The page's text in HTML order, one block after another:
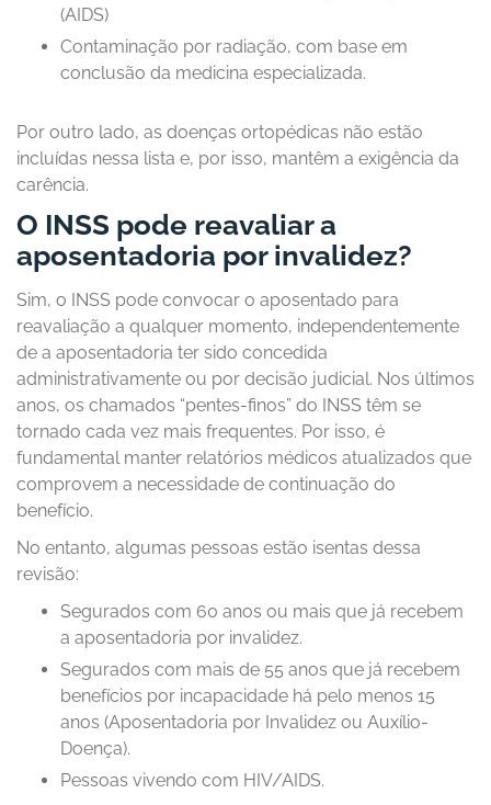
(AIDS)
Contaminação por radiação, com base em
conclusão da medicina especializada.
Por outro lado, as doenças ortopédicas não estão
incluídas nessa lista e, por isso, mantêm a exigência da
carência.
O INSS pode reavaliar a
aposentadoria por invalidez?
Sim, o INSS pode convocar o aposentado para
reavaliação a qualquer momento, independentemente
de a aposentadoria ter sido concedida
administrativamente ou por decisão judicial. Nos últimos
anos, os chamados “pentes-finos” do INSS têm se
tornado cada vez mais frequentes. Por isso, é
fundamental manter relatórios médicos atualizados que
comprovem a necessidade de continuação do
benefício.
No entanto, algumas pessoas estão isentas dessa
revisão:
Segurados com 60 anos ou mais que já recebem
a aposentadoria por invalidez.
Segurados com mais de 55 anos que já recebem
benefícios por incapacidade há pelo menos 15
anos (Aposentadoria por Invalidez ou Auxílio-
Doença).
Pessoas vivendo com HIV/AIDS.